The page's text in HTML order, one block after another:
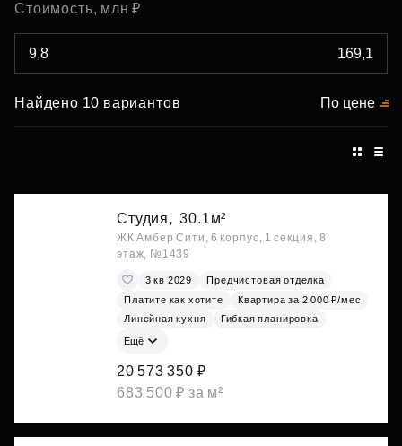
Стоимость, млн ₽
Найдено 10 вариантов По цене
Студия, 30.1м²
ЖК Амбер Сити, 6 корпус, 1 секция, 8
этаж, №1439
3 кв 2029
Предчистовая отделка
Платите как хотите
Квартира за 2 000 ₽/мес
Линейная кухня
Гибкая планировка
Ещё
20 573 350 ₽
683 500 ₽ за м²